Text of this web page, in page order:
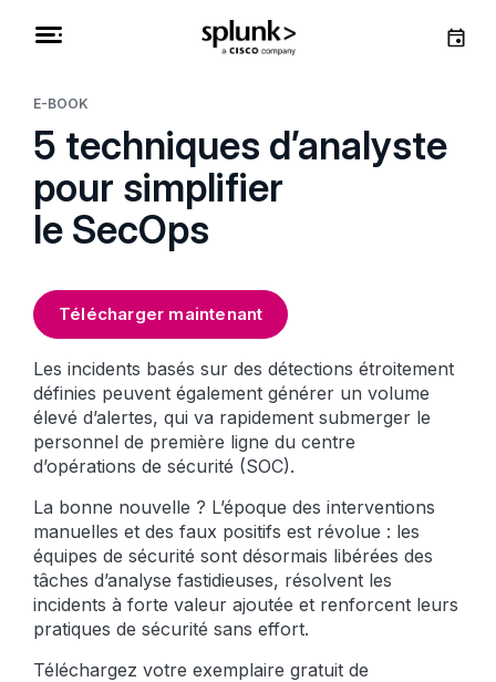
E-BOOK
5 techniques d’analyste
pour simplifier
le SecOps
Télécharger maintenant
Les incidents basés sur des détections étroitement
définies peuvent également générer un volume
élevé d’alertes, qui va rapidement submerger le
personnel de première ligne du centre
d’opérations de sécurité (SOC).
La bonne nouvelle ? L’époque des interventions
manuelles et des faux positifs est révolue : les
équipes de sécurité sont désormais libérées des
tâches d’analyse fastidieuses, résolvent les
incidents à forte valeur ajoutée et renforcent leurs
pratiques de sécurité sans effort.
Téléchargez votre exemplaire gratuit de